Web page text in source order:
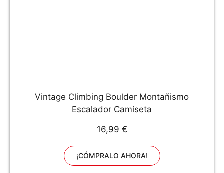
Vintage Climbing Boulder Montañismo
Escalador Camiseta
16,99 €
¡CÓMPRALO AHORA!